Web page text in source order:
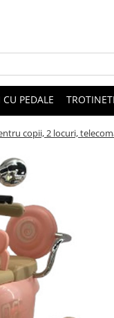
PEDALE
copii, 2 locuri,